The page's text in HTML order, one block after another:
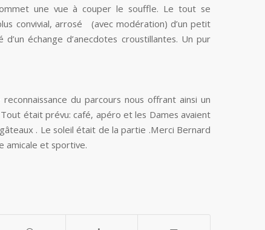
une vue à couper le souffle. Le tout se
convivial, arrosé (avec modération) d’un petit
échange d’anecdotes croustillantes. Un pur
du parcours nous offrant ainsi un
était prévu: café, apéro et les Dames avaient
. Le soleil était de la partie .Merci Bernard
amicale et sportive.